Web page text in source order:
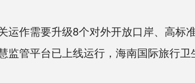
需要升级8个对外开放口岸、高标准
监管平台已上线运行，海南国际旅行